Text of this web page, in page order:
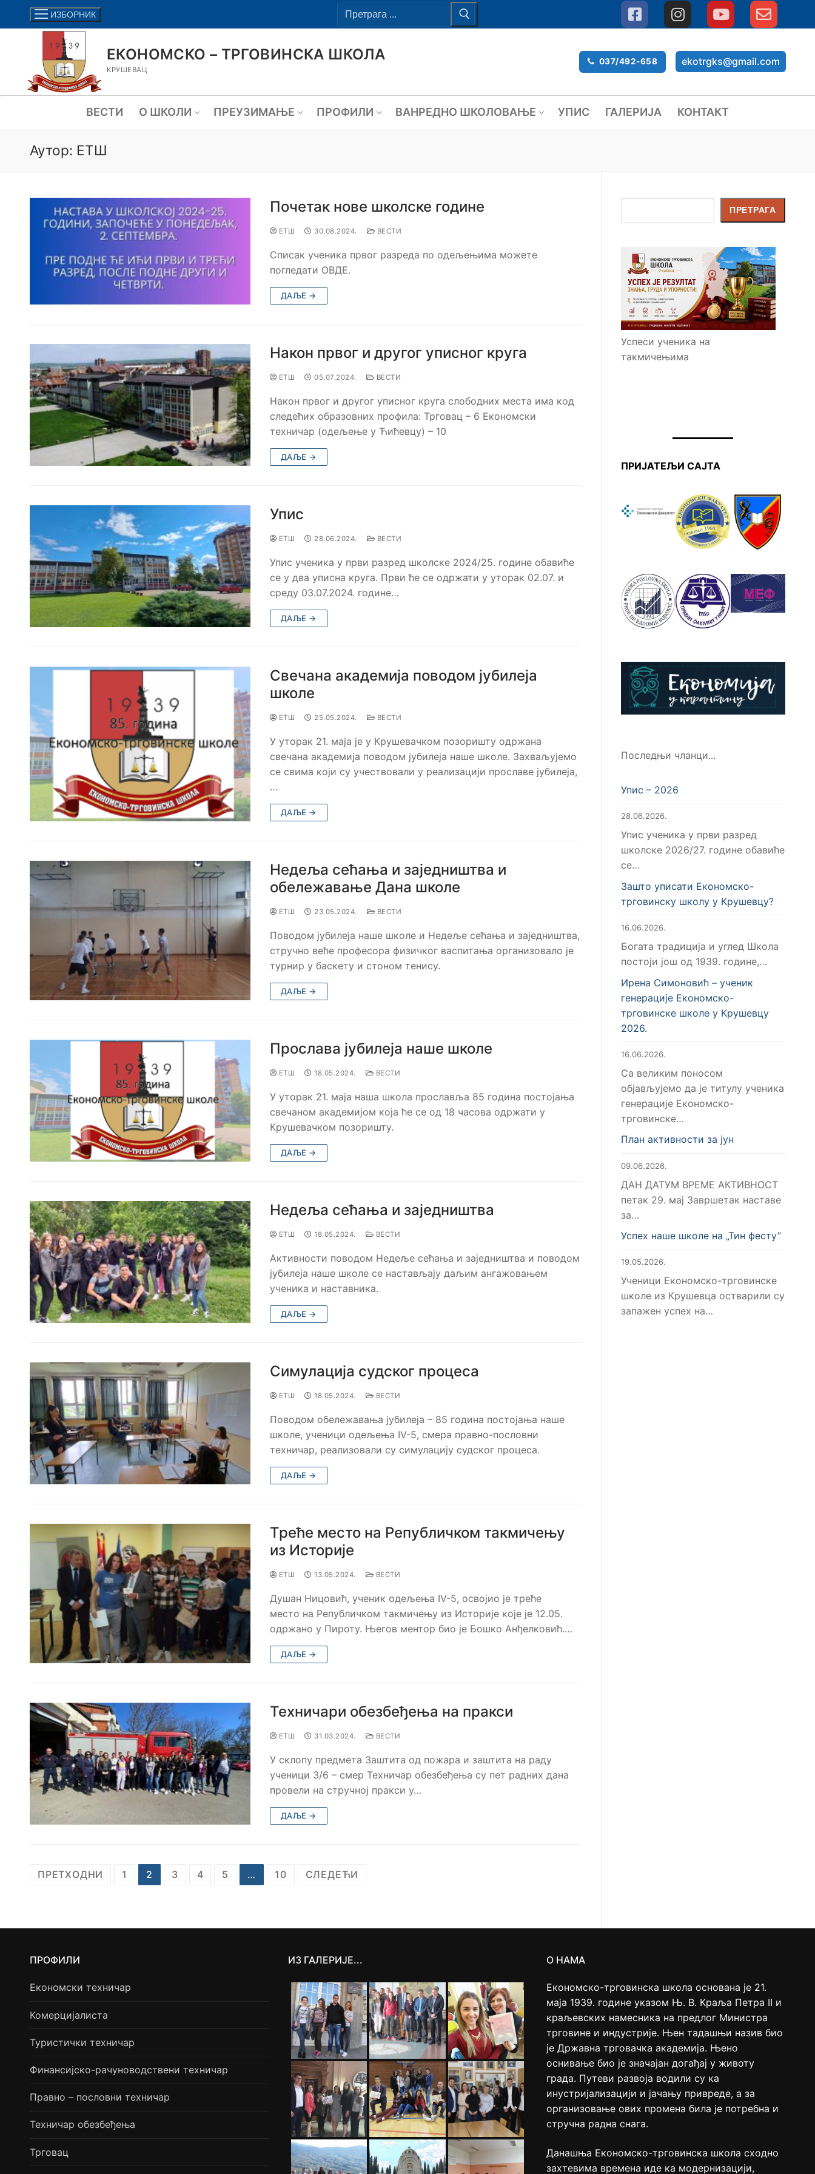
ИЗБОРНИК
ЕКОНОМСКО – ТРГОВИНСКА ШКОЛА
КРУШЕВАЦ
037/492-658 ekotrgks@gmail.com
ВЕСТИ О ШКОЛИ ПРЕУЗИМАЊЕ ПРОФИЛИ ВАНРЕДНО ШКОЛОВАЊЕ УПИС ГАЛЕРИЈА КОНТАКТ
Аутор: ЕТШ
Почетак нове школске године
ЕТШ 30.08.2024. ВЕСТИ
Списак ученика првог разреда по одељењима можете
погледати ОВДЕ.
ДАЉЕ →
Након првог и другог уписног круга
ЕТШ 05.07.2024. ВЕСТИ
Након првог и другог уписног круга слободних места има код
следећих образовних профила: Трговац – 6 Економски
техничар (одељење у Ћићевцу) – 10
ДАЉЕ →
Упис
ЕТШ 28.06.2024. ВЕСТИ
Упис ученика у први разред школске 2024/25. године обавиће
се у два уписна круга. Први ће се одржати у уторак 02.07. и
среду 03.07.2024. године…
ДАЉЕ →
Свечана академија поводом јубилеја
школе
ЕТШ 25.05.2024. ВЕСТИ
У уторак 21. маја је у Крушевачком позоришту одржана
свечана академија поводом јубилеја наше школе. Захваљујемо
се свима који су учествовали у реализацији прославе јубилеја,
…
ДАЉЕ →
Недеља сећања и заједништва и
обележавање Дана школе
ЕТШ 23.05.2024. ВЕСТИ
Поводом јубилеја наше школе и Недеље сећања и заједништва,
стручно веће професора физичког васпитања организовало је
турнир у баскету и стоном тенису.
ДАЉЕ →
Прослава јубилеја наше школе
ЕТШ 18.05.2024. ВЕСТИ
У уторак 21. маја наша школа прославља 85 година постојања
свечаном академијом која ће се од 18 часова одржати у
Крушевачком позоришту.
ДАЉЕ →
Недеља сећања и заједништва
ЕТШ 18.05.2024. ВЕСТИ
Активности поводом Недеље сећања и заједништва и поводом
јубилеја наше школе се настављају даљим ангажовањем
ученика и наставника.
ДАЉЕ →
Симулација судског процеса
ЕТШ 18.05.2024. ВЕСТИ
Поводом обележавања јубилеја – 85 година постојања наше
школе, ученици одељења IV-5, смера правно-пословни
техничар, реализовали су симулацију судског процеса.
ДАЉЕ →
Треће место на Републичком такмичењу
из Историје
ЕТШ 13.05.2024. ВЕСТИ
Душан Ницовић, ученик одељења IV-5, освојио је треће
место на Републичком такмичењу из Историје које је 12.05.
одржано у Пироту. Његов ментор био је Бошко Анђелковић.…
ДАЉЕ →
Техничари обезбеђења на пракси
ЕТШ 31.03.2024. ВЕСТИ
У склопу предмета Заштита од пожара и заштита на раду
ученици 3/6 – смер Техничар обезбеђења су пет радних дана
провели на стручној пракси у…
ДАЉЕ →
ПРЕТХОДНИ 1 2 3 4 5 … 10 СЛЕДЕЋИ
ПРЕТРАГА
Успеси ученика на
такмичењима
ПРИЈАТЕЉИ САЈТА
Последњи чланци...
Упис – 2026
28.06.2026.
Упис ученика у први разред
школске 2026/27. године обавиће
се…
Зашто уписати Економско-
трговинску школу у Крушевцу?
16.06.2026.
Богата традиција и углед Школа
постоји још од 1939. године,…
Ирена Симоновић – ученик
генерације Економско-
трговинске школе у Крушевцу
2026.
16.06.2026.
Са великим поносом
објављујемо да је титулу ученика
генерације Економско-
трговинске…
План активности за јун
09.06.2026.
ДАН ДАТУМ ВРЕМЕ АКТИВНОСТ
петак 29. мај Завршетак наставе
за…
Успех наше школе на „Тин фесту”
19.05.2026.
Ученици Економско-трговинске
школе из Крушевца остварили су
запажен успех на…
ПРОФИЛИ
Економски техничар
Комерцијалиста
Туристички техничар
Финансијско-рачуноводствени техничар
Правно – пословни техничар
Техничар обезбеђења
Трговац
ИЗ ГАЛЕРИЈЕ... О НАМА
Економско-трговинска школа основана је 21.
маја 1939. године указом Њ. В. Краља Петра II и
краљевских намесника на предлог Министра
трговине и индустрије. Њен тадашњи назив био
је Државна трговачка академија. Њено
оснивање био је значајан догађај у животу
града. Путеви развоја водили су ка
инустријализацији и јачању привреде, а за
организовање ових промена била је потребна и
стручна радна снага.
Данашња Економско-трговинска школа сходно
захтевима времена иде ка модернизацији,